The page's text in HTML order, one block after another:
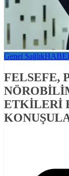
Genel Sağlık
FELSEFE,
ETKİLERİ